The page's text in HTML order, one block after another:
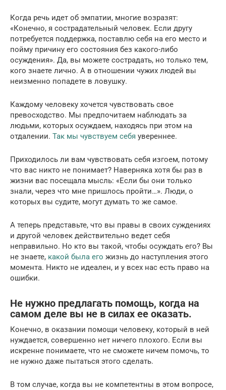
Когда речь идет об эмпатии, многие возразят:
«Конечно, я сострадательный человек. Если другу
потребуется поддержка, поставлю себя на его место и
пойму причину его состояния без какого-либо
осуждения». Да, вы можете сострадать, но только тем,
кого знаете лично. А в отношении чужих людей вы
неизменно попадете в ловушку.
Каждому человеку хочется чувствовать свое
превосходство. Мы предпочитаем наблюдать за
людьми, которых осуждаем, находясь при этом на
отдалении. Так мы чувствуем себя увереннее.
Приходилось ли вам чувствовать себя изгоем, потому
что вас никто не понимает? Наверняка хотя бы раз в
жизни вас посещала мысль: «Если бы они только
знали, через что мне пришлось пройти…». Люди, о
которых вы судите, могут думать то же самое.
А теперь представьте, что вы правы в своих суждениях
и другой человек действительно ведет себя
неправильно. Но кто вы такой, чтобы осуждать его? Вы
не знаете, какой была его жизнь до наступления этого
момента. Никто не идеален, и у всех нас есть право на
ошибки.
Не нужно предлагать помощь, когда на
самом деле вы не в силах ее оказать.
Конечно, в оказании помощи человеку, который в ней
нуждается, совершенно нет ничего плохого. Если вы
искренне понимаете, что не сможете ничем помочь, то
не нужно даже пытаться этого сделать.
В том случае, когда вы не компетентны в этом вопросе,